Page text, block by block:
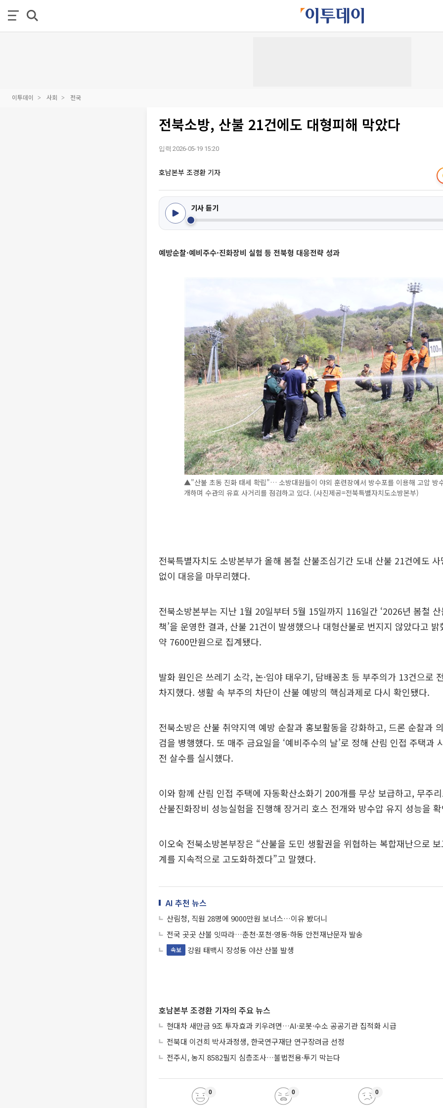
이투데이 사회 전국
전북소방, 산불 21건에도 대형피해 막았다
입력 2026-05-19 15:20
호남본부 조경환 기자
기사 듣기
예방순찰·예비주수·진화장비 실험 등 전북형 대응전략 성과
▲"산불 초동 진화 태세 확립"… 소방대원들이 야외 훈련장에서 방수포를 이용해 고압 방
개하며 수관의 유효 사거리를 점검하고 있다. (사진제공=전북특별자치도소방본부)
전북특별자치도 소방본부가 올해 봄철 산불조심기간 도내 산불 21건에도
없이 대응을 마무리했다.
전북소방본부는 지난 1월 20일부터 5월 15일까지 116일간 ‘2026년 봄철 산
책’을 운영한 결과, 산불 21건이 발생했으나 대형산불로 번지지 않았다고
약 7600만원으로 집계됐다.
발화 원인은 쓰레기 소각, 논·임야 태우기, 담배꽁초 등 부주의가 13건으로
차지했다. 생활 속 부주의 차단이 산불 예방의 핵심과제로 다시 확인됐다.
전북소방은 산불 취약지역 예방 순찰과 홍보활동을 강화하고, 드론 순찰과
검을 병행했다. 또 매주 금요일을 ‘예비주수의 날’로 정해 산림 인접 주택과
전 살수를 실시했다.
이와 함께 산림 인접 주택에 자동확산소화기 200개를 무상 보급하고, 무주
산불진화장비 성능실험을 진행해 장거리 호스 전개와 방수압 유지 성능을
이오숙 전북소방본부장은 “산불을 도민 생활권을 위협하는 복합재난으로
계를 지속적으로 고도화하겠다”고 말했다.
AI 추천 뉴스
산림청, 직원 28명에 9000만원 보너스…이유 봤더니
전국 곳곳 산불 잇따라…춘천·포천·영동·하동 안전재난문자 발송
속보 강원 태백시 장성동 야산 산불 발생
호남본부 조경환 기자의 주요 뉴스
현대차 새만금 9조 투자효과 키우려면…AI·로봇·수소 공공기관 집적화 시급
전북대 이건희 박사과정생, 한국연구재단 연구장려금 선정
전주시, 농지 8582필지 심층조사…불법전용·투기 막는다
0 0 0